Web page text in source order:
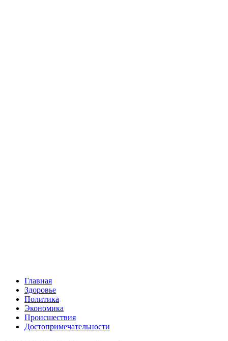
Главная
Здоровье
Политика
Экономика
Происшествия
Достопримечательности